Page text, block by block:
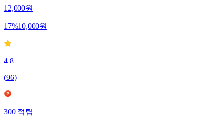
12,000원
17%10,000원
4.8
(96)
300적립